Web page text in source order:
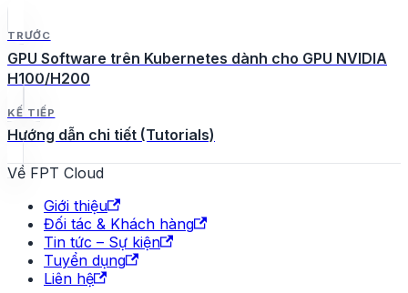
TRƯỚC
GPU Software trên Kubernetes dành cho GPU NVIDIA
H100/H200
KẾ TIẾP
Hướng dẫn chi tiết (Tutorials)
Về FPT Cloud
Giới thiệu
Đối tác & Khách hàng
Tin tức – Sự kiện
Tuyển dụng
Liên hệ